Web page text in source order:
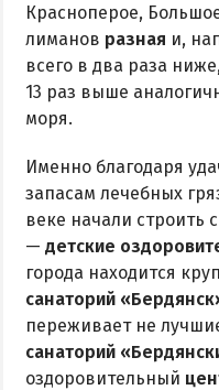
Красноперое,
лиманов разная и,
всего в два раза
13 раз выше
моря.
Именно благодаря
запасам лечебных
веке начали строить
— детские
города находится
санаторий
переживает не
санаторий
оздоровительный